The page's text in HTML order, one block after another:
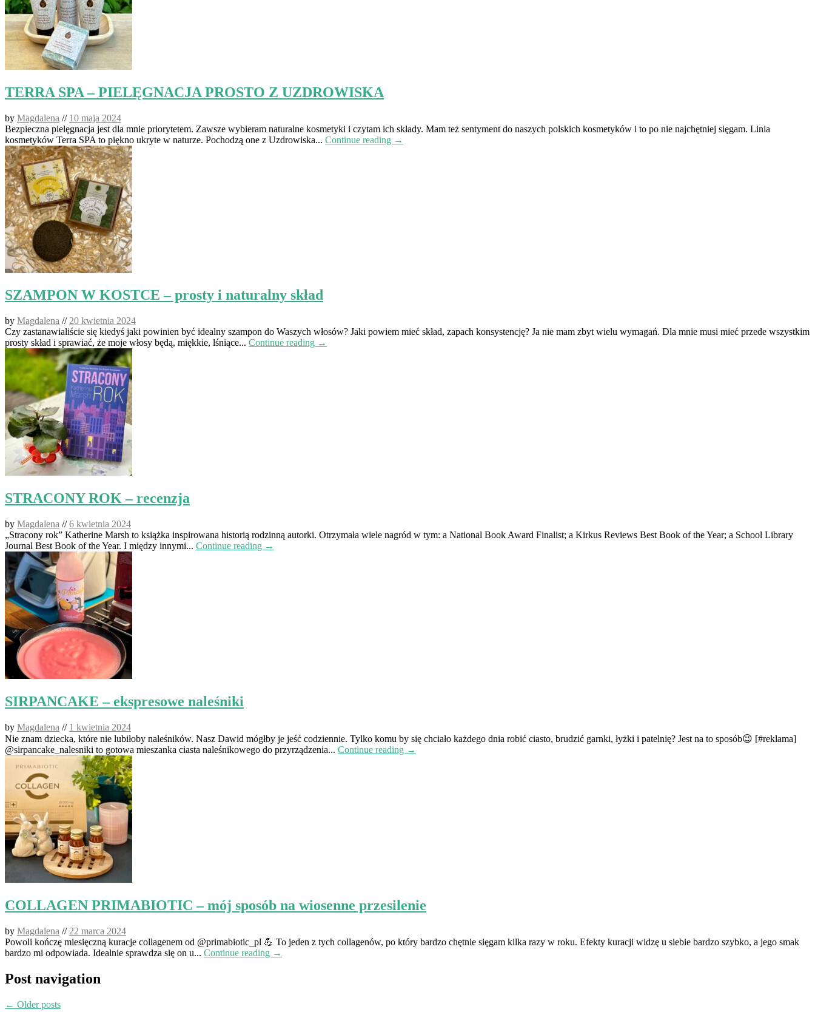
TERRA SPA – PIELĘGNACJA PROSTO Z UZDROWISKA
by Magdalena // 10 maja 2024
Bezpieczna pielęgnacja jest dla mnie priorytetem. Zawsze wybieram naturalne kosmetyki i czytam ich składy. Mam też sentyment do naszych polskich kosmetyków i to po nie najchętniej sięgam. Linia
kosmetyków Terra SPA to piękno ukryte w naturze. Pochodzą one z Uzdrowiska... Continue reading →
SZAMPON W KOSTCE – prosty i naturalny skład
by Magdalena // 20 kwietnia 2024
Czy zastanawialiście się kiedyś jaki powinien być idealny szampon do Waszych włosów? Jaki powiem mieć skład, zapach konsystencję? Ja nie mam zbyt wielu wymagań. Dla mnie musi mieć przede wszystkim
prosty skład i sprawiać, że moje włosy będą, miękkie, lśniące... Continue reading →
STRACONY ROK – recenzja
by Magdalena //6 kwietnia 2024
„Stracony rok” Katherine Marsh to książka inspirowana historią rodzinną autorki. Otrzymała wiele nagród w tym: a National Book Award Finalist; a Kirkus Reviews Best Book of the Year; a School Library
Journal Best Book of the Year. I między innymi... Continue reading →
SIRPANCAKE – ekspresowe naleśniki
by Magdalena // 1 kwietnia 2024
Nie znam dziecka, które nie lubiłoby naleśników. Nasz Dawid mógłby je jeść codziennie. Tylko komu by się chciało każdego dnia robić ciasto, brudzić garnki, łyżki i patelnię? Jest na to sposób😉 [#reklama]
@sirpancake_nalesniki to gotowa mieszanka ciasta naleśnikowego do przyrządzenia... Continue reading →
COLLAGEN PRIMABIOTIC – mój sposób na wiosenne przesilenie
by Magdalena // 22 marca 2024
Powoli kończę miesięczną kuracje collagenem od @primabiotic_pl 💪 To jeden z tych collagenów, po który bardzo chętnie sięgam kilka razy w roku. Efekty kuracji widzę u siebie bardzo szybko, a jego smak
bardzo mi odpowiada. Idealnie sprawdza się on u... Continue reading →
Post navigation
← Older posts